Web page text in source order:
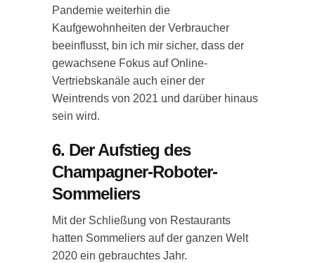
Pandemie weiterhin die
Kaufgewohnheiten der Verbraucher
beeinflusst, bin ich mir sicher, dass der
gewachsene Fokus auf Online-
Vertriebskanäle auch einer der
Weintrends von 2021 und darüber hinaus
sein wird.
6. Der Aufstieg des
Champagner-Roboter-
Sommeliers
Mit der Schließung von Restaurants
hatten Sommeliers auf der ganzen Welt
2020 ein gebrauchtes Jahr.